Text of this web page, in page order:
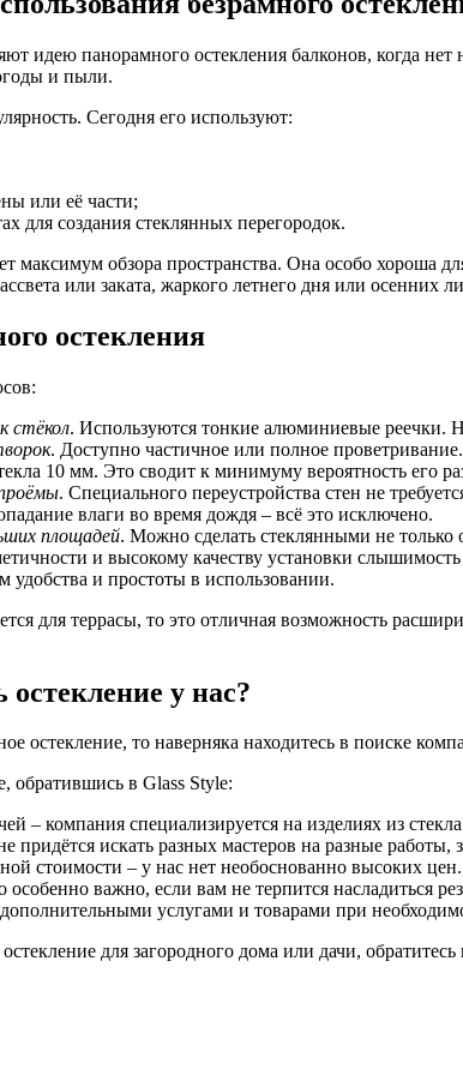
идею панорамного остекления балконов, когда
и пыли.
Сегодня его используют:
или её части;
для создания стеклянных перегородок.
максимум обзора пространства. Она особо хороша
или заката, жаркого летнего дня или
остекления
стёкол. Используются тонкие алюминиевые реечки.
. Доступно частичное или полное проветривание.
10 мм. Это сводит к минимуму вероятность его
. Специального переустройства стен не
влаги во время дождя – всё это исключено.
площадей. Можно сделать стеклянными не только
и высокому качеству установки слышимость
удобства и простоты в использовании.
для террасы, то это отличная возможность
у нас?
остекление, то наверняка находитесь в поиске
обратившись в Glass Style:
– компания специализируется на изделиях из
придётся искать разных мастеров на разные работы,
стоимости – у нас нет необоснованно высоких цен.
важно, если вам не терпится насладиться
услугами и товарами при
для загородного дома или дачи,